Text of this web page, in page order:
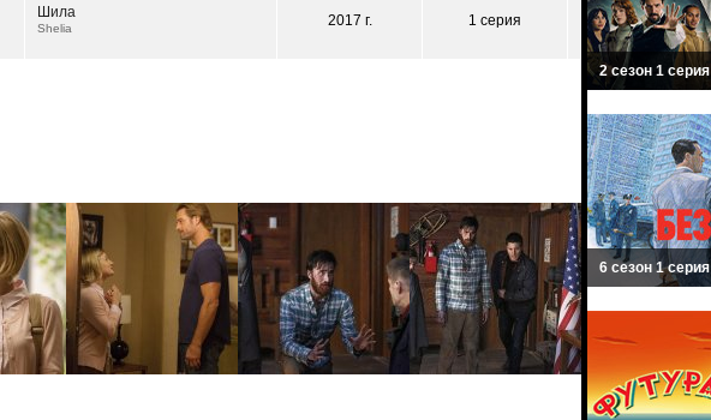
Шила
Shelia 2017 г. 1 серия
2 сезон 1 серия
6 сезон 1 серия